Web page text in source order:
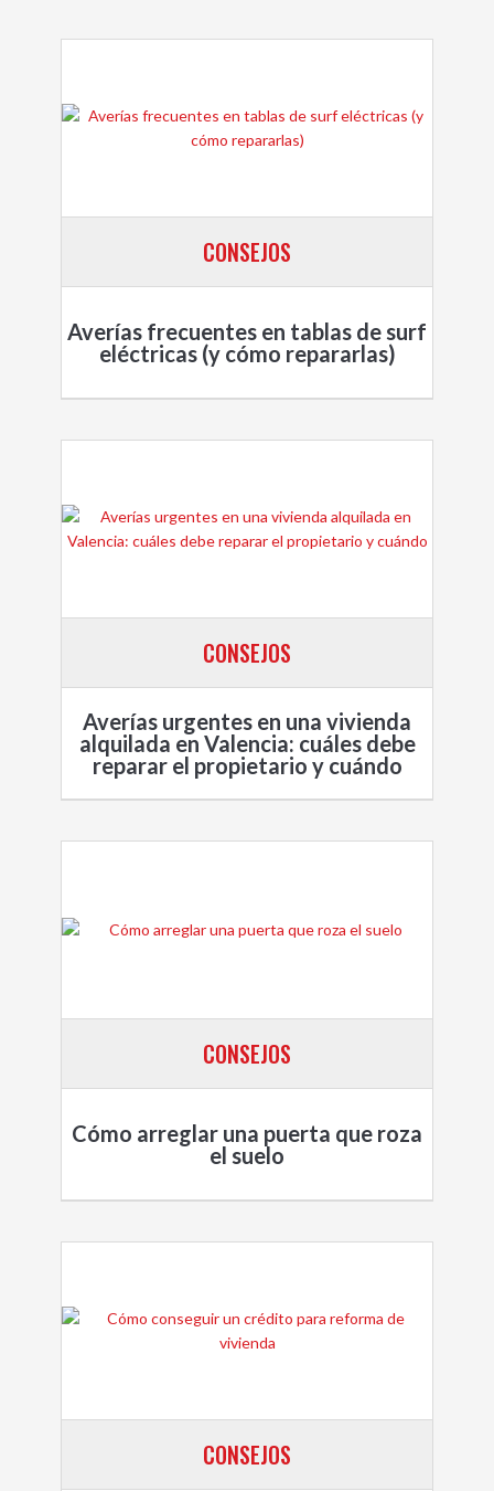
CONSEJOS
Averías frecuentes en tablas de surf
eléctricas (y cómo repararlas)
CONSEJOS
Averías urgentes en una vivienda
alquilada en Valencia: cuáles debe
reparar el propietario y cuándo
CONSEJOS
Cómo arreglar una puerta que roza
el suelo
CONSEJOS